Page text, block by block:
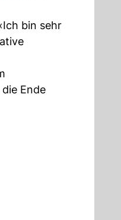
bin sehr
Ende